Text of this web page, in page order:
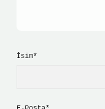
İsim*